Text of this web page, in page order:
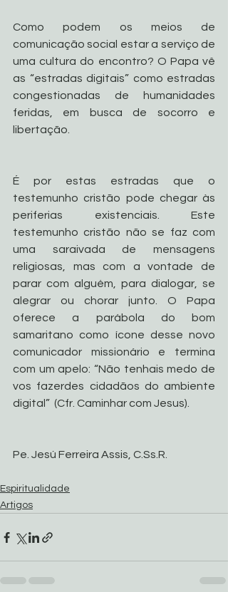
Como podem os meios de
comunicação social estar a serviço de
uma cultura do encontro? O Papa vê
as “estradas digitais” como estradas
congestionadas de humanidades
feridas, em busca de socorro e
libertação.
É por estas estradas que o
testemunho cristão pode chegar às
periferias existenciais. Este
testemunho cristão não se faz com
uma saraivada de mensagens
religiosas, mas com a vontade de
parar com alguém, para dialogar, se
alegrar ou chorar junto. O Papa
oferece a parábola do bom
samaritano como ícone desse novo
comunicador missionário e termina
com um apelo: “Não tenhais medo de
vos fazerdes cidadãos do ambiente
digital”  (Cfr. Caminhar com Jesus).
Pe. Jesú Ferreira Assis, C.Ss.R.
Espiritualidade
Artigos